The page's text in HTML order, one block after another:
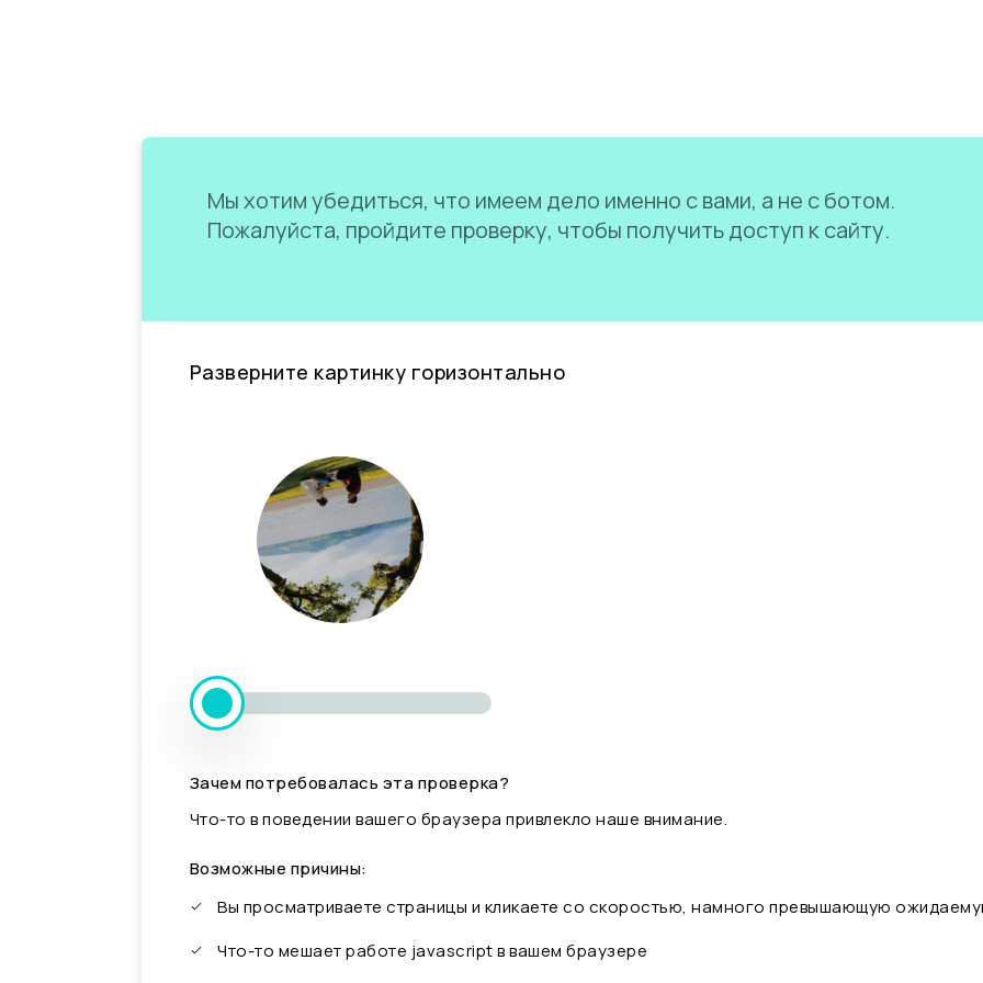
Мы хотим убедиться, что имеем дело именно с вами, а не с ботом.
Пожалуйста, пройдите проверку, чтобы получить доступ к сайту.
Разверните картинку горизонтально
Зачем потребовалась эта проверка?
Что-то в поведении вашего браузера привлекло наше внимание.
Возможные причины:
Вы просматриваете страницы и кликаете со скоростью, намного превышающую
Что-то мешает работе javascript в вашем браузере